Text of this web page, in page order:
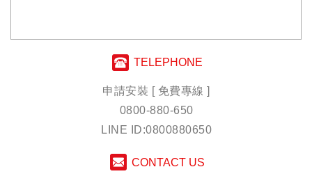
TELEPHONE
申請安裝 [ 免費專線 ]
0800-880-650
LINE ID:0800880650
CONTACT US